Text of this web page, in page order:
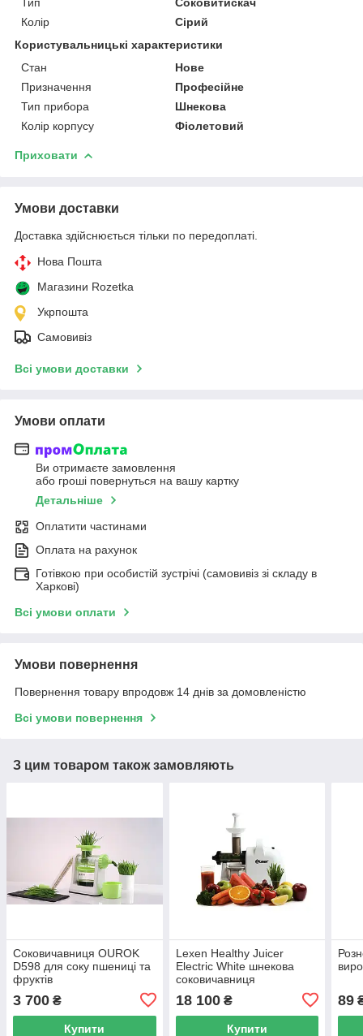
Колір
Сірий
Користувальницькі характеристики
Стан
Нове
Призначення
Професійне
Тип прибора
Шнекова
Колір корпусу
Фіолетовий
Приховати
Умови доставки
Доставка здійснюється тільки по передоплаті.
Нова Пошта
Магазини Rozetka
Укрпошта
Самовивіз
Всі умови доставки
Умови оплати
Ви отримаєте замовлення
або гроші повернуться на вашу картку
Детальніше
Оплатити частинами
Оплата на рахунок
Готівкою при особистій зустрічі (самовивіз зі складу в
Харкові)
Всі умови оплати
Умови повернення
Повернення товару впродовж 14 днів за домовленістю
Всі умови повернення
З цим товаром також замовляють
Соковичавниця OUROK
D598 для соку пшениці та
фруктів
3 700 ₴
Купити
Lexen Healthy Juicer
Electric White шнекова
соковичавниця
18 100₴
Купити
89